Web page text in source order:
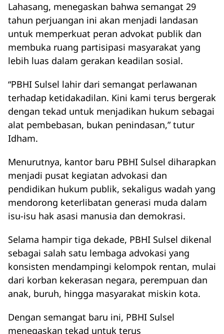
Lahasang, menegaskan bahwa semangat 29
tahun perjuangan ini akan menjadi landasan
untuk memperkuat peran advokat publik dan
membuka ruang partisipasi masyarakat yang
lebih luas dalam gerakan keadilan sosial.
“PBHI Sulsel lahir dari semangat perlawanan
terhadap ketidakadilan. Kini kami terus bergerak
dengan tekad untuk menjadikan hukum sebagai
alat pembebasan, bukan penindasan,” tutur
Idham.
Menurutnya, kantor baru PBHI Sulsel diharapkan
menjadi pusat kegiatan advokasi dan
pendidikan hukum publik, sekaligus wadah yang
mendorong keterlibatan generasi muda dalam
isu-isu hak asasi manusia dan demokrasi.
Selama hampir tiga dekade, PBHI Sulsel dikenal
sebagai salah satu lembaga advokasi yang
konsisten mendampingi kelompok rentan, mulai
dari korban kekerasan negara, perempuan dan
anak, buruh, hingga masyarakat miskin kota.
Dengan semangat baru ini, PBHI Sulsel
menegaskan tekad untuk terus